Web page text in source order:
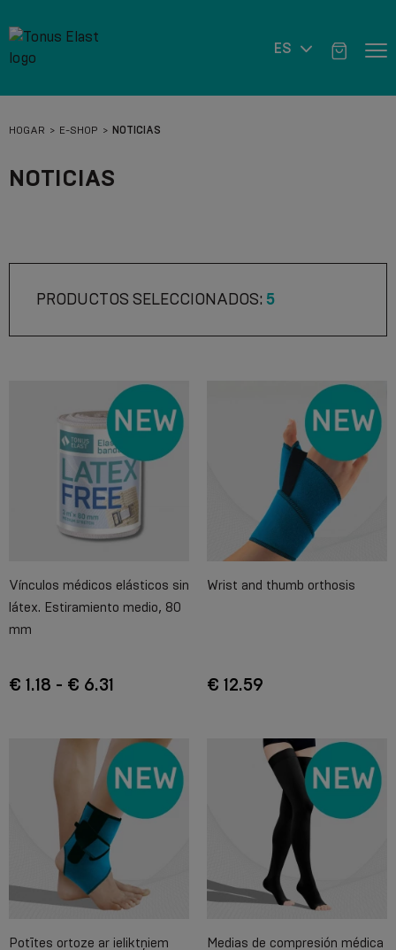
ES
HOGAR E-SHOP NOTICIAS
NOTICIAS
PRODUCTOS SELECCIONADOS: 5
Vínculos médicos elásticos sin
látex. Estiramiento medio, 80
mm
€ 1.18 - € 6.31
Wrist and thumb orthosis
€ 12.59
Potītes ortoze ar ieliktņiem
Medias de compresión médica